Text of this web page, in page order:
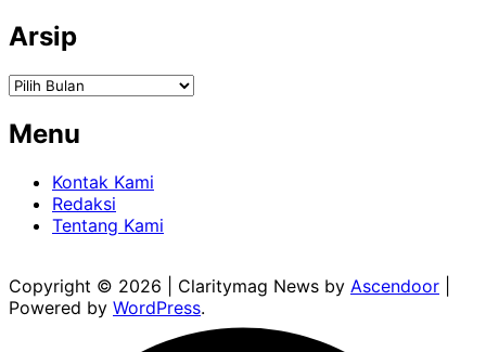
Arsip
Arsip
Menu
Kontak Kami
Redaksi
Tentang Kami
Copyright © 2026 | Claritymag News by Ascendoor
Powered by WordPress.